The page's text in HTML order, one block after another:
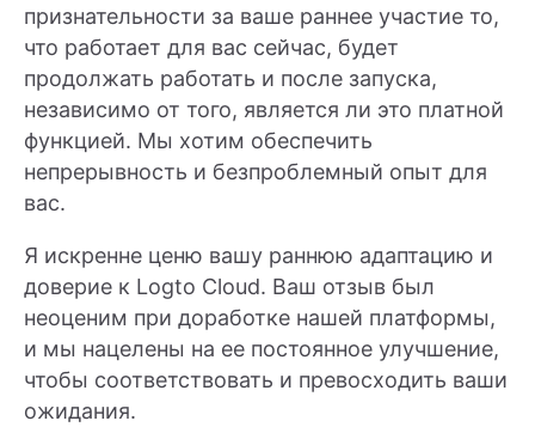
признательности за ваше раннее участие то,
что работает для вас сейчас, будет
продолжать работать и после запуска,
независимо от того, является ли это платной
функцией. Мы хотим обеспечить
непрерывность и безпроблемный опыт для
вас.
Я искренне ценю вашу раннюю адаптацию и
доверие к Logto Cloud. Ваш отзыв был
неоценим при доработке нашей платформы,
и мы нацелены на ее постоянное улучшение,
чтобы соответствовать и превосходить ваши
ожидания.